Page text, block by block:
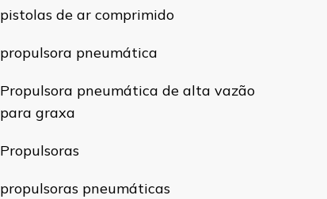
pistolas de ar comprimido
propulsora pneumática
Propulsora pneumática de alta vazão
para graxa
Propulsoras
propulsoras pneumáticas